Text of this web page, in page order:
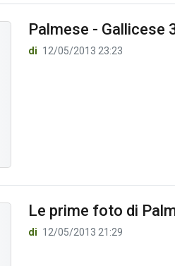
Palmese - Gallicese
di 12/05/2013 23:23
Le prime foto di
di 12/05/2013 21:29